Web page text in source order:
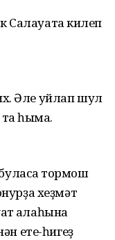
Салауатҡа килеп
Әле уйлап шул
һымаҡ.
тормош
хеҙмәт
ҡалаһына
ете-һигеҙ